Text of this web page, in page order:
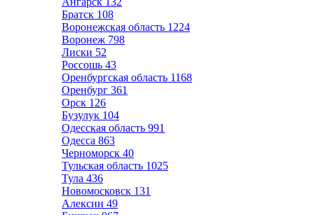
Братск 108
Воронежская область 1224
Воронеж 798
Лиски 52
Россошь 43
Оренбургская область 1168
Оренбург 361
Орск 126
Бузулук 104
Одесская область 991
Одесса 863
Черноморск 40
Тульская область 1025
Тула 436
Новомосковск 131
Алексин 49